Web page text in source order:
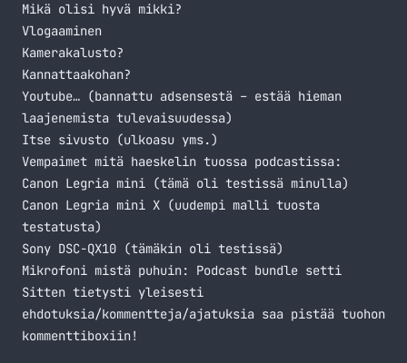
Mikä olisi hyvä mikki?
Vlogaaminen
Kamerakalusto?
Kannattaakohan?
Youtube… (bannattu adsensestä – estää hieman
laajenemista tulevaisuudessa)
Itse sivusto (ulkoasu yms.)
Vempaimet mitä haeskelin tuossa podcastissa:
Canon Legria mini (tämä oli testissä minulla)
Canon Legria mini X (uudempi malli tuosta
testatusta)
Sony DSC-QX10 (tämäkin oli testissä)
Mikrofoni mistä puhuin: Podcast bundle setti
Sitten tietysti yleisesti
ehdotuksia/kommentteja/ajatuksia saa pistää tuohon
kommenttiboxiin!